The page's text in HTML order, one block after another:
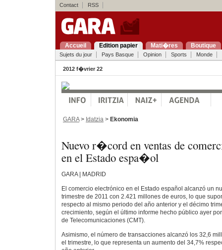
Contact RSS
Accueil Edition papier Mati�res Boutique
Sujets du jour Pays Basque Opinion Sports Monde
2012 f�vrier 22
GARA> Idatzia > Ekonomia
Nuevo r�cord en ventas de
en el Estado espa�ol
GARA | MADRID
El comercio electrónico en el Estado español alcanzó un
trimestre de 2011 con 2.421 millones de euros, lo que
respecto al mismo periodo del año anterior y el décimo
crecimiento, según el último informe hecho público ayer
de Telecomunicaciones (CMT).
Asimismo, el número de transacciones alcanzó los 32,6
el trimestre, lo que representa un aumento del 34,7%